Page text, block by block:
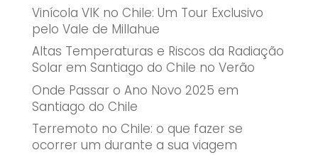
Vinícola VIK no Chile: Um Tour Exclusivo
pelo Vale de Millahue
Altas Temperaturas e Riscos da Radiação
Solar em Santiago do Chile no Verão
Onde Passar o Ano Novo 2025 em
Santiago do Chile
Terremoto no Chile: o que fazer se
ocorrer um durante a sua viagem